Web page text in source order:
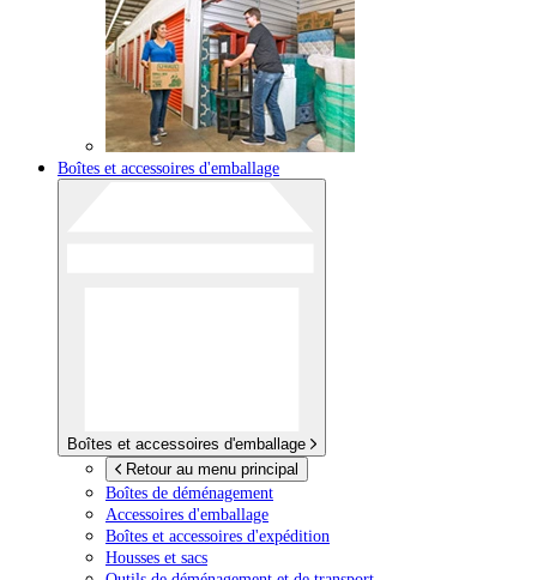
Boîtes et accessoires d'emballage
Boîtes et accessoires d'emballage
Retour au menu principal
Boîtes de déménagement
Accessoires d'emballage
Boîtes et accessoires d'expédition
Housses et sacs